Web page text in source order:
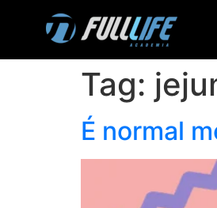
Tag:
É normal